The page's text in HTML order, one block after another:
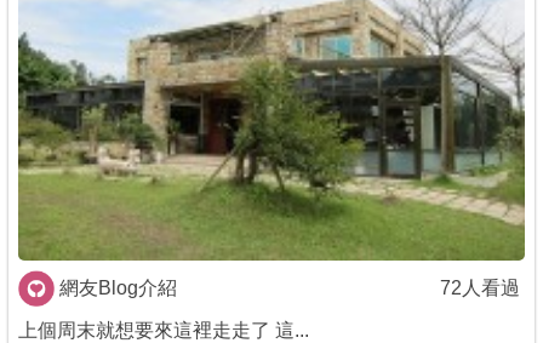
網友Blog介紹 72人看過
上個周末就想要來這裡走走了 這...